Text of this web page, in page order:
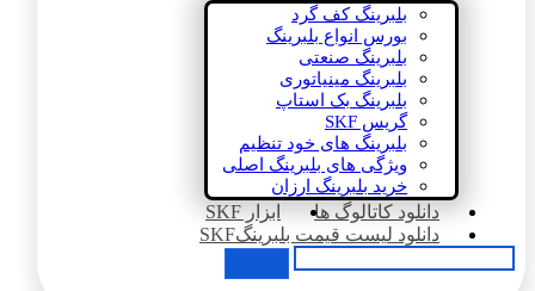
بلبرینگ کف گرد
بورس انواع بلبرینگ
بلبرینگ صنعتی
بلبرینگ مینیاتوری
بلبرینگ بک استاپ
گریس SKF
بلبرینگ های خود تنظیم
ویژگی های بلبرینگ اصلی
خرید بلبرینگ ارزان
دانلود کاتالوگ ها
ابزار SKF
دانلود لیست قیمت بلبرینگSKF